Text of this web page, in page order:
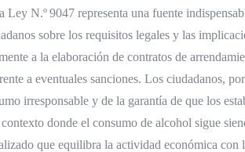
N.º 9047 representa una fuente
sobre los requisitos legales y las
a la elaboración de contratos de
a eventuales sanciones. Los ciudadanos,
irresponsable y de la garantía de que los
donde el consumo de alcohol sigue
que equilibra la actividad económica con